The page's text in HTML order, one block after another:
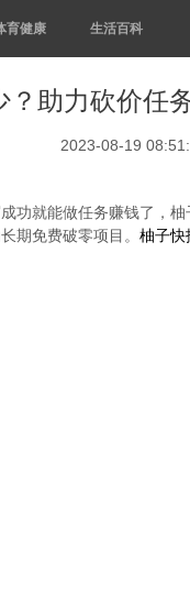
育健康 生活百科
助力砍价任
2023-08-19
就能做任务赚钱了，
期免费破零项目。 柚子快